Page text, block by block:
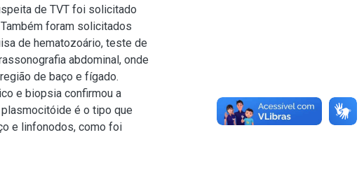
de TVT foi solicitado
foram solicitados
de hematozoário, teste de
abdominal, onde
de baço e fígado.
e biopsia confirmou a
é o tipo que
e linfonodos, como foi